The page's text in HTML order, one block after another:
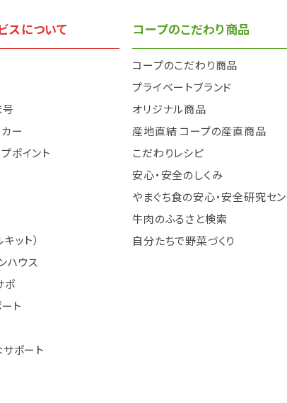
スについて
ー
ポイント
ット）
ハウス
ポ
ト
サポート
コープのこだわり商品
コープのこだわり商品
プライベートブランド
オリジナル商品
産地直結 コープの産直商品
こだわりレシピ
安心・安全のしくみ
やまぐち食の安心・安全研究セ
牛肉のふるさと検索
自分たちで野菜づくり